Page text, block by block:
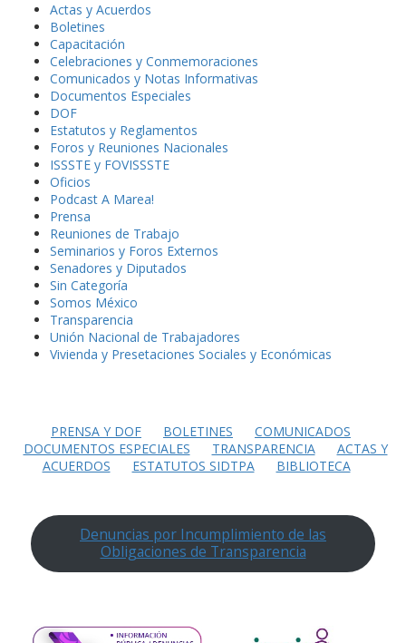
Actas y Acuerdos
Boletines
Capacitación
Celebraciones y Conmemoraciones
Comunicados y Notas Informativas
Documentos Especiales
DOF
Estatutos y Reglamentos
Foros y Reuniones Nacionales
ISSSTE y FOVISSSTE
Oficios
Podcast A Marea!
Prensa
Reuniones de Trabajo
Seminarios y Foros Externos
Senadores y Diputados
Sin Categoría
Somos México
Transparencia
Unión Nacional de Trabajadores
Vivienda y Presetaciones Sociales y Económicas
PRENSA Y DOF BOLETINES
COMUNICADOS
DOCUMENTOS ESPECIALES
TRANSPARENCIA
ACTAS Y
ACUERDOS
ESTATUTOS SIDTPA BIBLIOTECA
Denuncias por Incumplimiento de las
Obligaciones de Transparencia